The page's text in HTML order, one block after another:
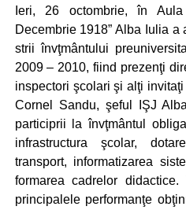
Ieri, 26 octombrie, în
Decembrie 1918” Alba Iulia
strii învţmântului
2009 – 2010, fiind prezenţi
inspectori şcolari şi alţi
Cornel Sandu, şeful IŞJ
participrii la învţmântul
infrastructura şcolar,
transport, informatizarea
formarea cadrelor
principalele performanţe